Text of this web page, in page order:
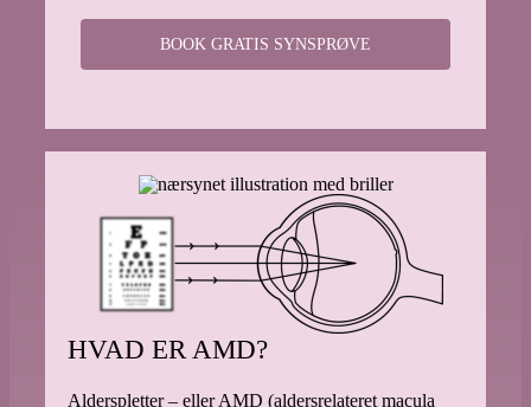
BOOK GRATIS SYNSPRØVE
HVAD ER AMD?
Alderspletter – eller AMD (aldersrelateret macula